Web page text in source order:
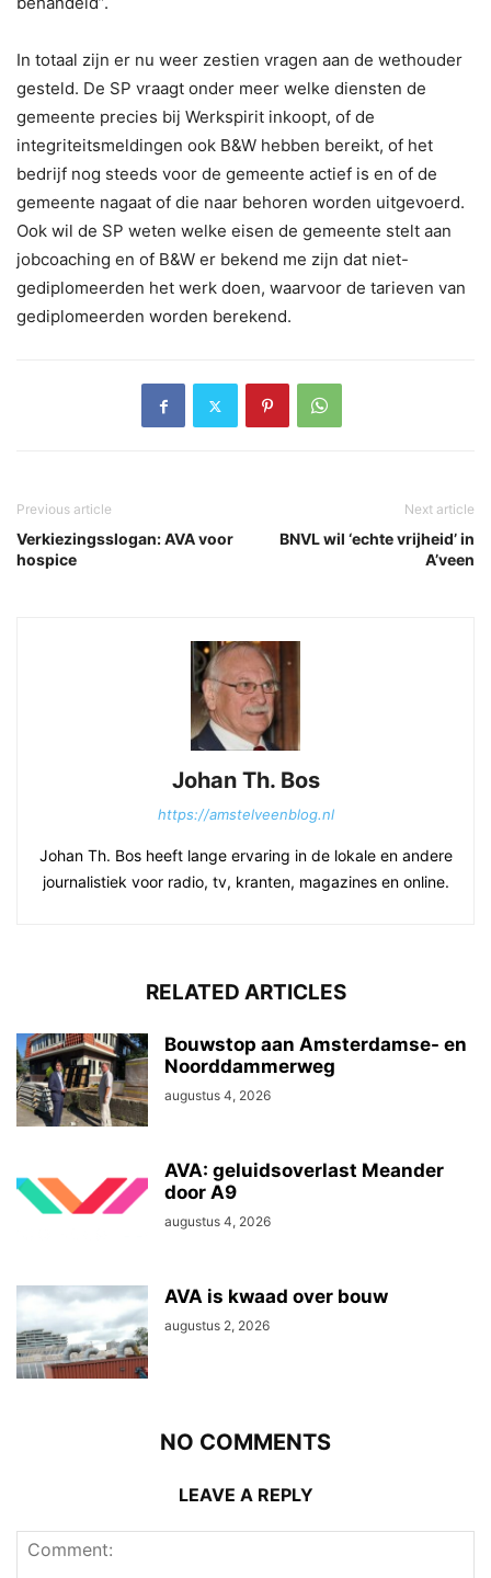
In totaal zijn er nu weer zestien vragen aan de wethouder
gesteld. De SP vraagt onder meer welke diensten de
gemeente precies bij Werkspirit inkoopt, of de
integriteitsmeldingen ook B&W hebben bereikt, of het
bedrijf nog steeds voor de gemeente actief is en of de
gemeente nagaat of die naar behoren worden uitgevoerd.
Ook wil de SP weten welke eisen de gemeente stelt aan
jobcoaching en of B&W er bekend me zijn dat niet-
gediplomeerden het werk doen, waarvoor de tarieven van
gediplomeerden worden berekend.
Previous article
Verkiezingsslogan: AVA voor
hospice
Next article
BNVL wil ‘echte vrijheid’ in
A’veen
Johan Th. Bos
https://amstelveenblog.nl
Johan Th. Bos heeft lange ervaring in de lokale en andere
journalistiek voor radio, tv, kranten, magazines en online.
RELATED ARTICLES
Bouwstop aan Amsterdamse- en
Noorddammerweg
augustus 4, 2026
AVA: geluidsoverlast Meander
door A9
augustus 4, 2026
AVA is kwaad over bouw
augustus 2, 2026
NO COMMENTS
LEAVE A REPLY